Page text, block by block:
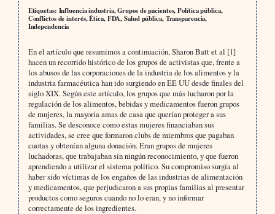
Etiquetas: Influencia industria, Grupos de pacientes, Política pública,
Conflictos de interés, Ética, FDA, Salud pública, Transparencia,
Independencia
En el artículo que resumimos a continuación, Sharon Batt et al [1]
hacen un recorrido histórico de los grupos de activistas que, frente a
los abusos de las corporaciones de la industria de los alimentos y la
industria farmacéutica han ido surgiendo en EE UU desde finales del
siglo XIX. Según este artículo, los grupos que más lucharon por la
regulación de los alimentos, bebidas y medicamentos fueron grupos
de mujeres, la mayoría amas de casa que querían proteger a sus
familias. Se desconoce como estas mujeres financiaban sus
actividades, se cree que formaron clubs de miembros que pagaban
cuotas y obtenían alguna donación. Eran grupos de mujeres
luchadoras, que trabajaban sin ningún reconocimiento, y que fueron
aprendiendo a utilizar el sistema político. Su compromiso surgía al
haber sido víctimas de los engaños de las industrias de alimentación
y medicamentos, que perjudicaron a sus propias familias al presentar
productos como seguros cuando no lo eran, y no informar
correctamente de los ingredientes.